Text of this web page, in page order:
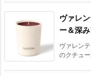
ヴァレ
ー＆深
ヴァレン
のクチュ